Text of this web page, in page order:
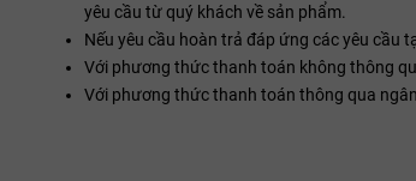
yêu cầu từ quý khách về sản phẩm.
Nếu yêu cầu hoàn trả đáp ứng các yêu cầu
Với phương thức thanh toán không thông
Với phương thức thanh toán thông qua